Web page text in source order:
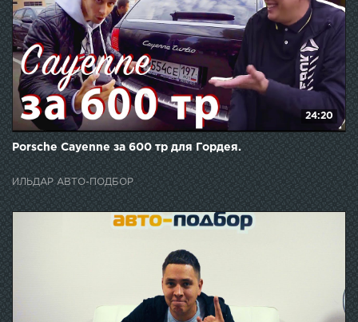
24:20
Porsche Cayenne за 600 тр для Гордея.
ИЛЬДАР АВТО-ПОДБОР